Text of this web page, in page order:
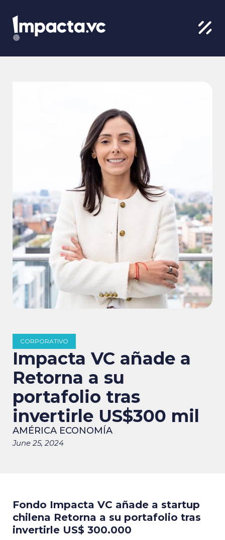
CORPORATIVO
Impacta VC añade a
Retorna a su
portafolio tras
invertirle US$300 mil
AMÉRICA ECONOMÍA
June 25, 2024
Fondo Impacta VC añade a startup
chilena Retorna a su portafolio tras
invertirle US$ 300.000